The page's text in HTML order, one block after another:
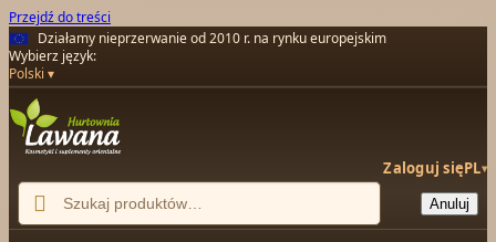
Przejdź do treści
Działamy nieprzerwanie od 2010 r. na rynku europejskim
Wybierz język:
Polski
Zaloguj sięPL▾
 Anuluj